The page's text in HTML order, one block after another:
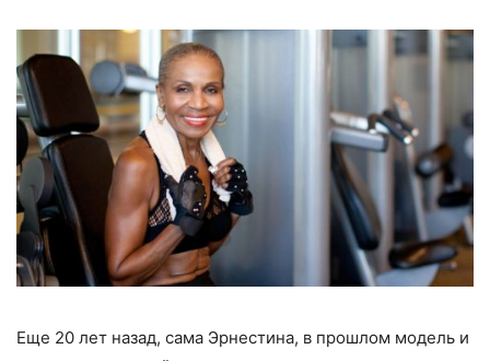
Еще 20 лет назад, сама Эрнестина, в прошлом модель и